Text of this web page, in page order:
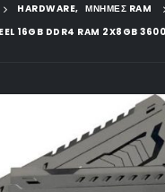
HARDWARE, ΜΝΗΜΕΣ RAM
16GB DDR4 RAM 2X8GB